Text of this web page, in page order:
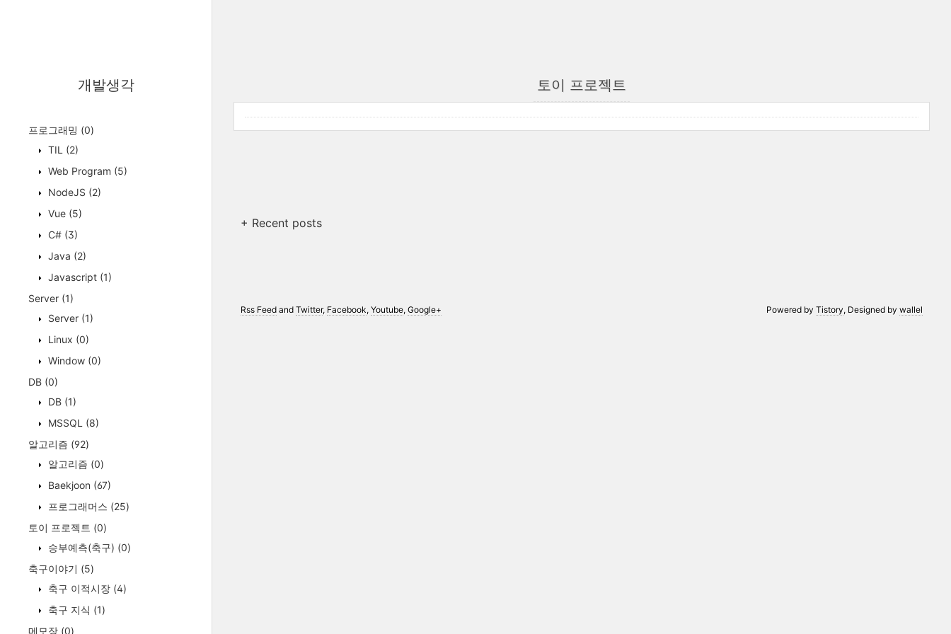
개발생각
프로그래밍 (0)
TIL (2)
Web Program (5)
NodeJS (2)
Vue (5)
C# (3)
Java (2)
Javascript (1)
Server (1)
Server (1)
Linux (0)
Window (0)
DB (0)
DB (1)
MSSQL (8)
알고리즘 (92)
알고리즘 (0)
Baekjoon (67)
프로그래머스 (25)
토이 프로젝트 (0)
승부예측(축구) (0)
축구이야기 (5)
축구 이적시장 (4)
축구 지식 (1)
메모장 (0)
토이 프로젝트
+ Recent posts
Powered byTistory, Designed bywallel
Rss Feedand Twitter, Facebook, Youtube, Google+